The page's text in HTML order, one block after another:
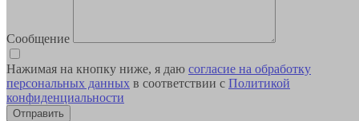
Сообщение
Нажимая на кнопку ниже, я даю согласие на обработку
персональных данных в соответствии с Политикой
конфиденциальности